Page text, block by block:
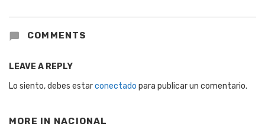
COMMENTS
LEAVE A REPLY
Lo siento, debes estarconectado para publicar un comentario.
MORE IN NACIONAL